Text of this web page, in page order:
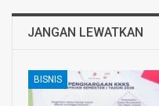
JANGAN LEWATKAN
BISNIS